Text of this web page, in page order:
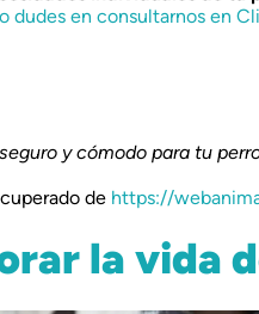
dudes en consultarnos en
y cómodo para tu
de https://
la vida